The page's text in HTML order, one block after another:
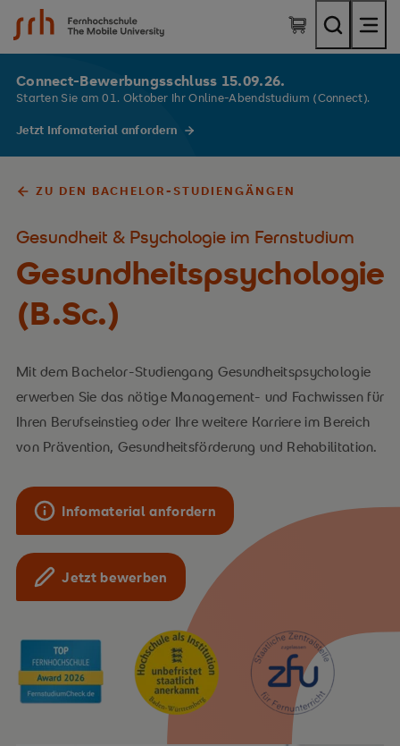
SRH Fernhochschule - The Mobile University
Connect-Bewerbungsschluss 15.09.26.
Starten Sie am 01. Oktober Ihr Online-Abendstudium (Connect).
Jetzt Infomaterial anfordern
ZU DEN BACHELOR-STUDIENGÄNGEN
Gesundheit & Psychologie im Fernstudium
Gesundheitspsychologie
(B.Sc.)
Mit dem Bachelor-Studiengang Gesundheitspsychologie
erwerben Sie das nötige Management- und Fachwissen für
Ihren Berufseinstieg oder Ihre weitere Karriere im Bereich
von Prävention, Gesundheitsförderung und Rehabilitation.
Infomaterial anfordern
Jetzt bewerben